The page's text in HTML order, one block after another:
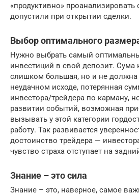
«продуктивно»
допустили при открытии сделки.
Выбор оптимального
Нужно выбрать самый
инвестиций в свой депозит. Сума
слишком большая, но и не
неудачном исходе, потерянная
инвестора/трейдера по карману,
развитии событий, возможная
вызывать у этой категории
работу. Так развивается
достоинство трейдера —
чувство страха отступает на
Знание – это сила
Знание – это, наверное, самое